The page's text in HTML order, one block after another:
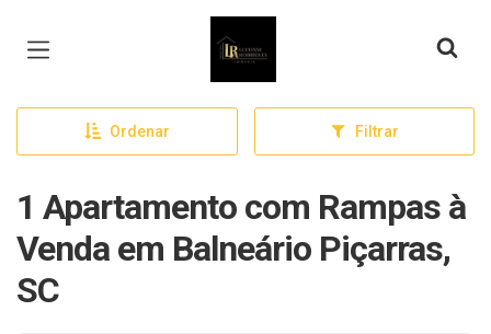
Página inicial
Ordenar Filtrar
1 Apartamento com Rampas à
Venda em Balneário Piçarras,
SC